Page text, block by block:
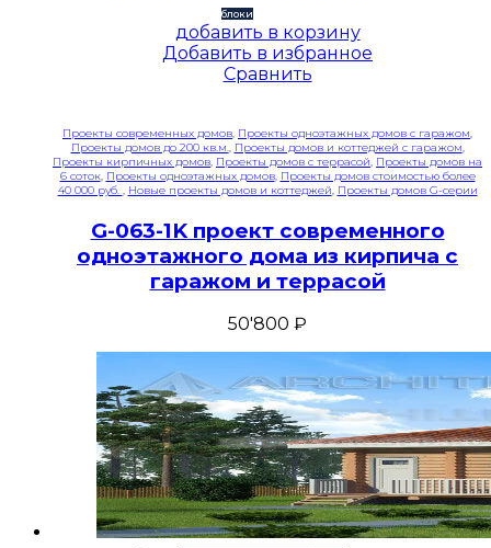
блоки
добавить в корзину
Добавить в избранное
Сравнить
Проекты современных домов, Проекты одноэтажных домов с гаражом,
Проекты домов до 200 кв.м., Проекты домов и коттеджей с гаражом,
Проекты кирпичных домов, Проекты домов с террасой, Проекты домов на
6 соток, Проекты одноэтажных домов, Проекты домов стоимостью более
40 000 руб. , Новые проекты домов и коттеджей, Проекты домов G-серии
G-063-1K проект современного
одноэтажного дома из кирпича с
гаражом и террасой
50'800 ₽